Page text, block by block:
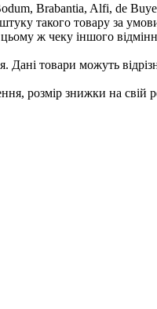
Brabantia, Alfi, de
такого товару за
ж чеку іншого
товари можуть
розмір знижки на свій